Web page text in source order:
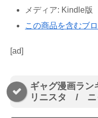
メディア: Kindle版
この商品を含むブ
[ad]
ギャグ漫画ラ
リニスタ / ニ